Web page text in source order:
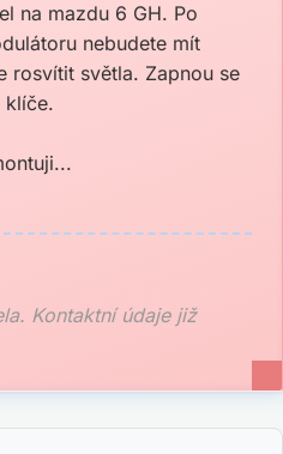
na mazdu 6 GH. Po
nebudete mít
rosvítit světla. Zapnou se
klíče.
Kontaktní údaje již